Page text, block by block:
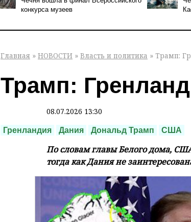
конкурса музеев
Главная » НОВОСТИ » Власть и политика » Трамп:
Трамп:
08.07.2026 13:30
Гренландия Дания Дональд Трамп США
По словам главы Белого дома,
тогда как Дания не